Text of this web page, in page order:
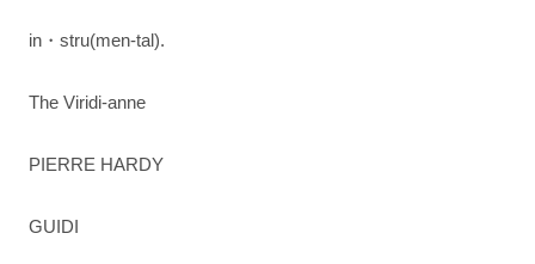
in・stru(men-tal).
The Viridi-anne
PIERRE HARDY
GUIDI